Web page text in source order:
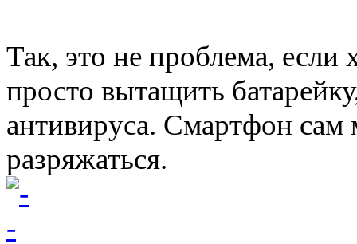
Так, это не проблема,
просто вытащить
антивируса. Смартфон сам
разряжаться.